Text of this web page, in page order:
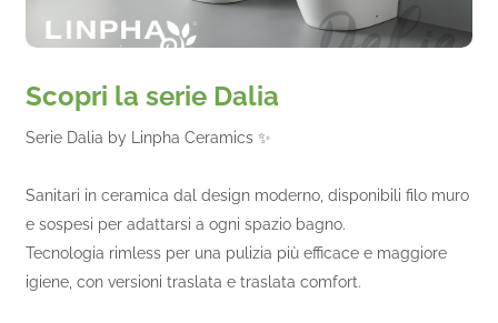
Scopri la serie Dalia
Serie Dalia by Linpha Ceramics ✨
Sanitari in ceramica dal design moderno, disponibili filo muro
e sospesi per adattarsi a ogni spazio bagno.
Tecnologia rimless per una pulizia più efficace e maggiore
igiene, con versioni traslata e traslata comfort.